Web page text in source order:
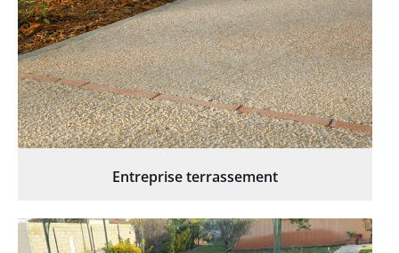
Entreprise terrassement